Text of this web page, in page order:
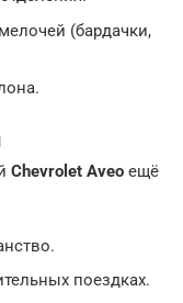
(бардачки,
Chevrolet Aveo ещё
поездках.